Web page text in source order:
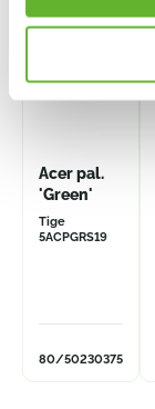
Acer pal.
'Green'
Tige
5ACPGRS19
80/50230375